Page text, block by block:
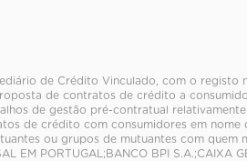
de Crédito Vinculado, com o
de contratos de crédito a
de gestão pré-contratual
de crédito com consumidores em
ou grupos de mutuantes com quem
EM PORTUGAL;BANCO BPI S.A.;CAIXA